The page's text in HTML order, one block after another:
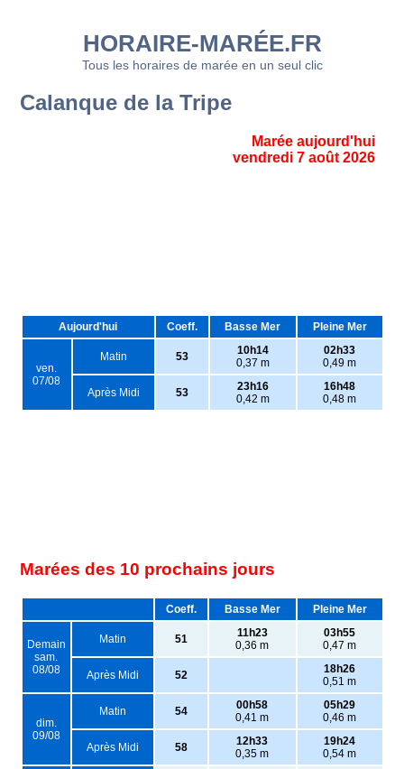
HORAIRE-MARÉE.FR
Tous les horaires de marée en un seul clic
Calanque de la Tripe
Marée aujourd'hui
vendredi 7 août 2026
Aujourd'hui Coeff. Basse Mer Pleine Mer
ven.
07/08
Matin 53
10h14
0,37 m
02h33
0,49 m
Après Midi 53
23h16
0,42 m
16h48
0,48 m
Marées des 10 prochains jours
Coeff. Basse Mer Pleine Mer
Demain
sam.
08/08
Matin 51
11h23
0,36 m
03h55
0,47 m
Après Midi 52
18h26
0,51 m
dim.
09/08
Matin 54
00h58
0,41 m
05h29
0,46 m
Après Midi 58
12h33
0,35 m
19h24
0,54 m